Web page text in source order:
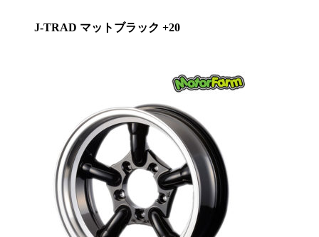
J-TRAD マットブラック +20